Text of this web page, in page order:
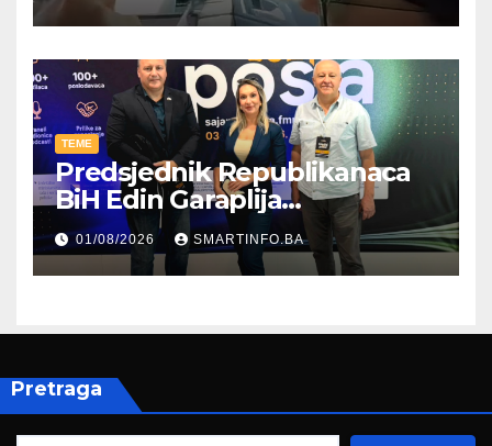
TEME
Predsjednik Republikanaca
BiH Edin Garaplija
prisustvovao prezentaciji
Federalnog sajma
zapošljavanja
01/08/2026 SMARTINFO.BA
Pretraga